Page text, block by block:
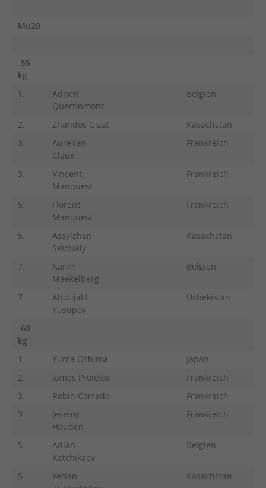
Mu20
-55
kg
1.
Adrien
Quertinmont
Belgien
2. Zhandos Gizat
Kasachstan
3.
Aurélien
Claux
Frankreich
3.
Vincent
Manquest
Frankreich
5.
Florent
Manquest
Frankreich
5.
Assylzhan
Seidualy
Kasachstan
7.
Karim
Maekelberg
Belgien
7.
Abdujalil
Yusupov
Usbekistan
-60
kg
1.
Yuma Oshima
Japan
2.
James Proietto
Frankreich
3.
Robin Corrado
Frankreich
3.
Jeremy
Houben
Frankreich
5.
Adlan
Katchikaev
Belgien
5.
Yerlan
Kasachstan